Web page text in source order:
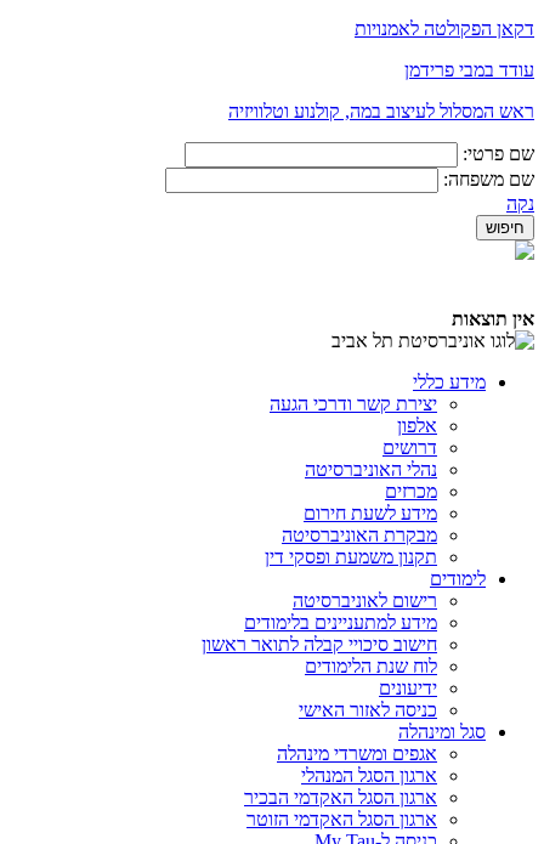
דקאן הפקולטה לאמנויות
עודד במבי פרידמן
ראש המסלול לעיצוב במה, קולנוע וטלוויזיה
שם פרטי:
שם משפחה:
נקה
אין תוצאות
מידע כללי
יצירת קשר ודרכי הגעה
אלפון
דרושים
נהלי האוניברסיטה
מכרזים
מידע לשעת חירום
מבקרת האוניברסיטה
תקנון משמעת ופסקי דין
לימודים
רישום לאוניברסיטה
מידע למתעניינים בלימודים
חישוב סיכויי קבלה לתואר ראשון
לוח שנת הלימודים
ידיעונים
כניסה לאזור האישי
סגל ומינהלה
אגפים ומשרדי מינהלה
ארגון הסגל המנהלי
ארגון הסגל האקדמי הבכיר
ארגון הסגל האקדמי הזוטר